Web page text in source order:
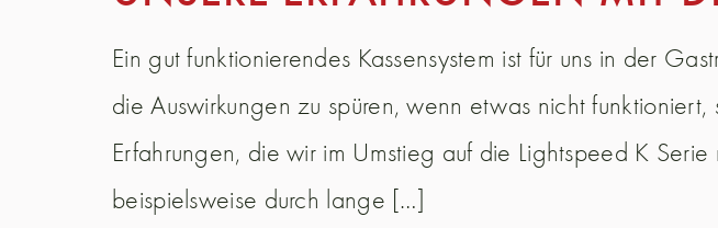
Ein gut funktionierendes Kassensystem ist für uns in der
die Auswirkungen zu spüren, wenn etwas nicht
Erfahrungen, die wir im Umstieg auf die Lightspeed K
beispielsweise durch lange […]